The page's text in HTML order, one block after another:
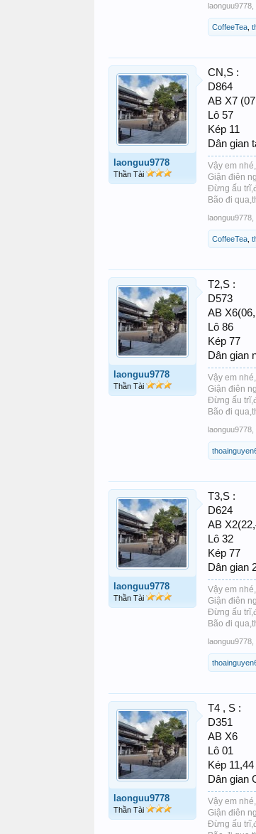
laonguu9778
CoffeeTea
laonguu9778
Thần Tài
CN,S :
D864
AB X7
Lô 57
Kép 11
Dân gian
Vậy em
Giận điên
Đừng ấu
Bão đi
laonguu9778
CoffeeTea
laonguu9778
Thần Tài
T2,S :
D573
AB
Lô 86
Kép 77
Dân gian
Vậy em
Giận điên
Đừng ấu
Bão đi
laonguu9778
laonguu9778
Thần Tài
T3,S :
D624
AB
Lô 32
Kép 77
Dân gian
Vậy em
Giận điên
Đừng ấu
Bão đi
laonguu9778
laonguu9778
Thần Tài
T4 , S :
D351
AB X6
Lô 01
Kép 11,44
Dân gian
Vậy em
Giận điên
Đừng ấu